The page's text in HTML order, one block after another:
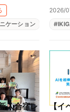
研
話
ケーション 共創
は、
マ
ト！
2026/
#
人合宿レ
【イ